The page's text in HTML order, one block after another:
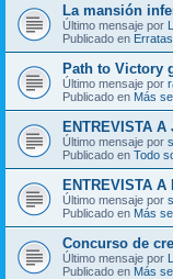
La mansión
Último mensaje por
Publicado en
Path to Victory
Último mensaje por
Publicado en Más
ENTREVISTA A
Último mensaje por
Publicado en Todo
ENTREVISTA A
Último mensaje por
Publicado en Más
Concurso de
Último mensaje por
Publicado en Más